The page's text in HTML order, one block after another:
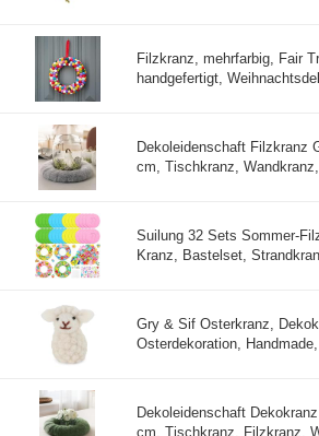
Filzkranz, mehrfarbig, Fair
handgefertigt,
Dekoleidenschaft Filzkranz
cm, Tischkranz,
Suilung 32 Sets Sommer-
Kranz, Bastelset,
Gry & Sif Osterkranz,
Osterdekoration,
Dekoleidenschaft
cm, Tischkranz, Filzkranz,